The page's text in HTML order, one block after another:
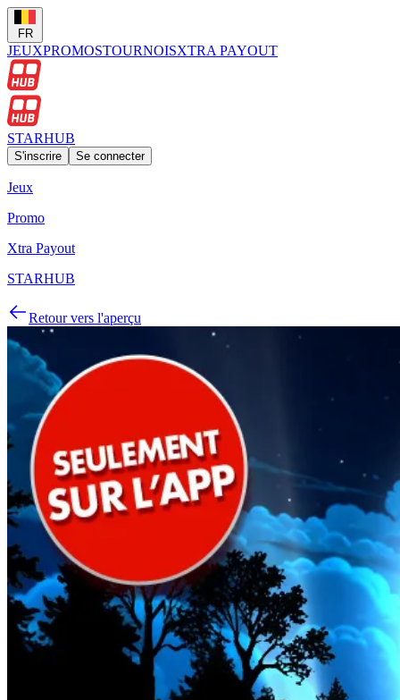
FR
JEUXPROMOSTOURNOISXTRA PAYOUT
STARHUB
S'inscrire Se connecter
Jeux
Promo
Xtra Payout
STARHUB
Retour vers l'aperçu